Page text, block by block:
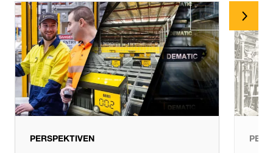
Perspektiven
PERSPEKTIVEN